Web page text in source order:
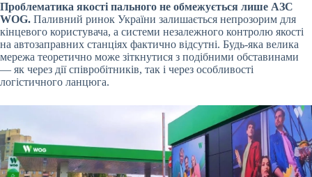
Проблематика якості пального не обмежується лише АЗС
WOG. Паливний ринок України залишається непрозорим для
кінцевого користувача, а системи незалежного контролю якості
на автозаправних станціях фактично відсутні. Будь-яка велика
мережа теоретично може зіткнутися з подібними обставинами
— як через дії співробітників, так і через особливості
логістичного ланцюга.